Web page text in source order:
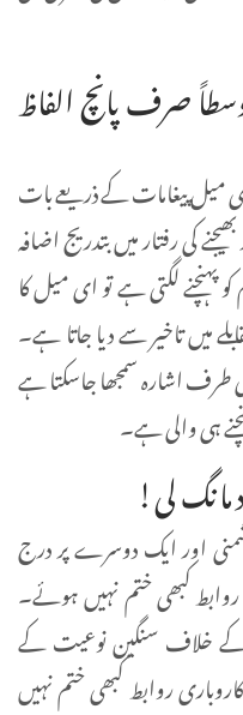
صرف پانچ الفاظ
میل پیغامات کے ذریعے بات
کی رفتار میں بتدریج اضافہ
پہنچنے لگتی ہے تو ای میل کا
میں تاخیر سے دیا جاتا ہے۔
طرف اشارہ سمجھا جاسکتا ہے
ہی والی ہے۔
لی!
اور ایک دوسرے پر درج
کبھی ختم نہیں ہوئے۔
خلاف سنگین نوعیت کے
روابط کبھی ختم نہیں